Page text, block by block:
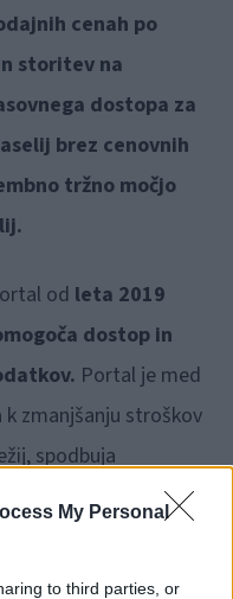
My Personal
to third parties, or
cenah po
storitev na
dostopa za
brez cenovnih
tržno močjo
od leta 2019
dostop in
Portal je med
zmanjšanju stroškov
spodbuja
obenem
ciljev v